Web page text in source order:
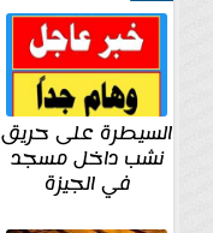
السيطرة على حريق
نشب داخل مسجد
في الجيزة